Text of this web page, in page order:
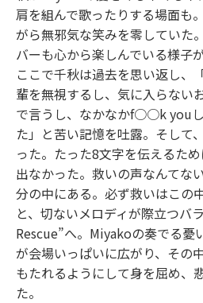
肩を組んで歌ったりする場面も
がら無邪気な笑みを零していた
バーも心から楽しんでいる様子
ここで千秋は過去を思い返し、
輩を無視するし、気に入らない
で言うし、なかなかf○○k you
た」と苦い記憶を吐露。そして
った。たった8文字を伝えるた
出なかった。救いの声なんてな
分の中にある。必ず救いはこの
と、切ないメロディが際立つバ
Rescue”へ。Miyakoの奏でる憂
が会場いっぱいに広がり、その
もたれるようにして身を屈め、
た。